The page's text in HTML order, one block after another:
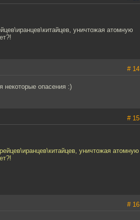
уничтожая атомную
# 14
некоторые опасения :)
# 15
уничтожая атомную
# 16